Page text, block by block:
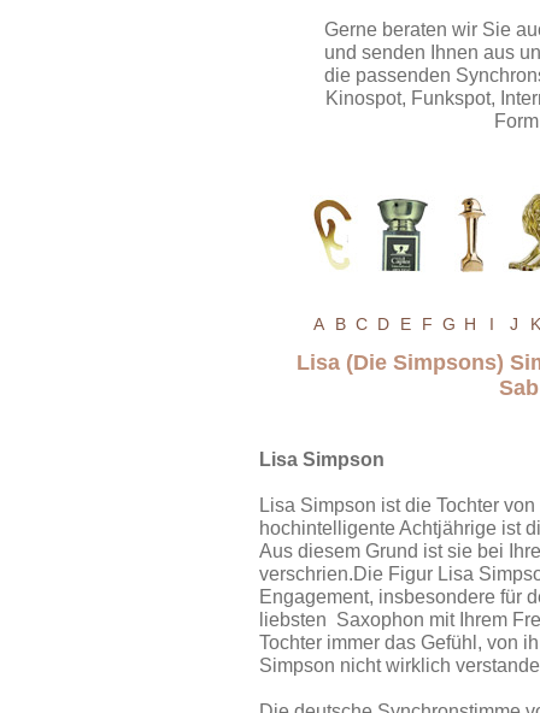
Gerne beraten wir Sie
und senden Ihnen aus
die passenden
Kinospot, Funkspot,
A B C D E F G H I J K
Lisa (Die Simpsons)
Lisa Simpson
Lisa Simpson ist die Tochter
hochintelligente Achtjährige ist
Aus diesem Grund ist sie bei
verschrien.Die Figur Lisa
Engagement, insbesondere für
liebsten Saxophon mit Ihrem
Tochter immer das Gefühl, von
Simpson nicht wirklich